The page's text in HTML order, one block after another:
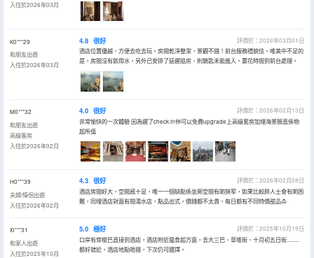
入住於2026年03月
K0***29
和朋友出遊
入住於2026年03月
4.8 很好
評價於：2026年03月01日
酒店位置優越，方便去吃去玩。房間乾淨整潔，景觀不錯！前台服務禮貌佳。唯美中不足的
是，房間沒有飲用水，另外已安排了延遲退房，則鎖匙未能進入，要花時間到前台處理。
M0***32
和朋友出遊
高級客房
入住於2026年02月
4.0 很好
評價於：2026年02月13日
非常愉快的一次體驗 因為遲了check in仲可以免費upgrade上高級套房加埋海景簡直係物
超所值
H0***39
夫婦/情侶出遊
入住於2026年02月
4.3 很好
評價於：2026年02月08日
酒店房間好大，空間感十足，唯一一個缺點係坐厠空間有啲狹窄，如果比較胖人士會有啲困
難，同埋酒店對面有間湯水店，點品出式，價錢都不太貴，每日都有不同特價甜品🍮
I0***31
和家人出遊
入住於2025年10月
5.0 極好
評價於：2025年10月19日
口岸有穿梭巴直接到酒店，酒店附近揾食超方面，去大三巴、草堆街、十月初五日街.........
都好就近，酒店地點唔錯，下次仍可選擇。